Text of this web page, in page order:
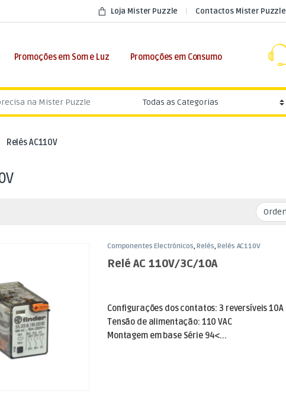
Loja Mister Puzzle Contactos Mister Puzzle
Promoções em Som e Luz Promoções em Consumo
Relés AC110V
Componentes Electrónicos,Relés,Relés AC110V
Relé AC 110V/3C/10A
Configurações dos contatos: 3 reversíveis 10A
Tensão de alimentação: 110 VAC
Montagem em base Série 94<...